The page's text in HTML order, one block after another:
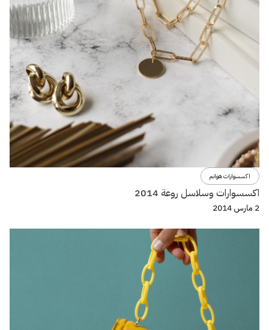
اكسسوارات هوانم
اكسسوارات وسلاسل روعة 2014
2 مارس 2014